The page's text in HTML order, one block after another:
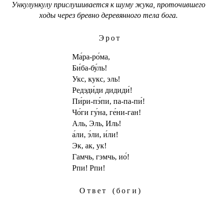
Ункулункулу прислушивается к шуму жука, проточившего
ходы через бревно деревянного тела бога.
Эрот
Ма́ра-ро́ма,
Би́ба-бу́ль!
Укс, кукс, эль!
Редэди́ди дидиди́!
Пи́ри-пэ́пи, па-па-пи́!
Чо́ги гу́на, ге́ни-ган!
Аль, Эль, Иль!
а́ли, э́ли, и́ли!
Эк, ак, ук!
Гамчь, гэмчь, ио́!
Рпи! Рпи!
Ответ (боги)